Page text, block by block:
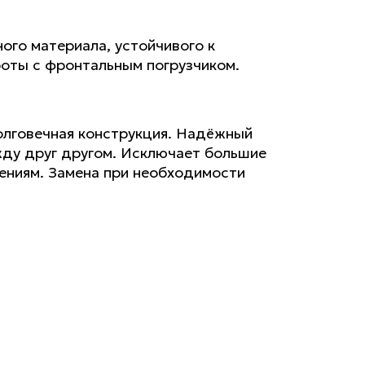
материала, устойчивого к
с фронтальным погрузчиком.
конструкция. Надёжный
друг другом. Исключает большие
Замена при необходимости